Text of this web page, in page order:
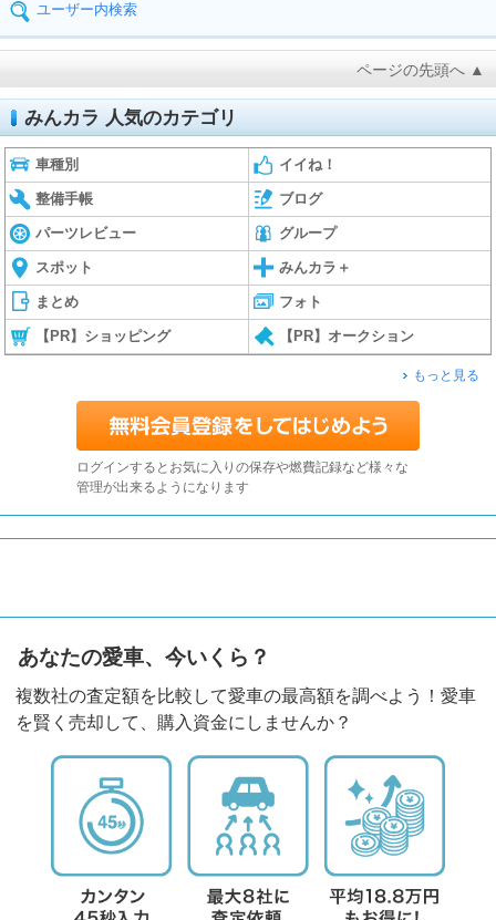
ユーザー内検索
ページの先頭へ ▲
みんカラ 人気のカテゴリ
車種別 イイね！
整備手帳 ブログ
パーツレビュー グループ
スポット みんカラ＋
まとめ フォト
【PR】ショッピング 【PR】オークション
もっと見る
ログインするとお気に入りの保存や燃費記録など様々な
管理が出来るようになります
あなたの愛車、今いくら？
複数社の査定額を比較して愛車の最高額を調べよう！愛車
を賢く売却して、購入資金にしませんか？